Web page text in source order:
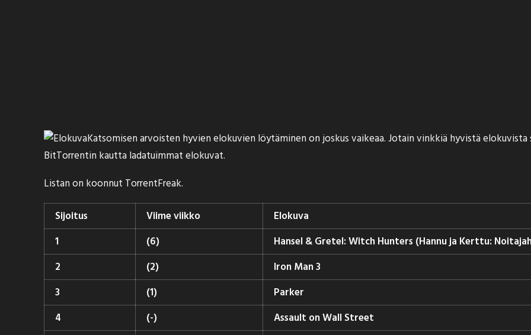
Katsomisen arvoisten hyvien elokuvien löytäminen on joskus vaikeaa. Jotain vinkkiä hyvistä
BitTorrentin kautta ladatuimmat elokuvat.
Listan on koonnut TorrentFreak.
Sijoitus Viime viikko
Elokuva
1
(6)
Hansel & Gretel: Witch Hunters (Hannu ja Kerttu:
2
(2)
Iron Man 3
3
(1)
Parker
4
(-)
Assault on Wall Street